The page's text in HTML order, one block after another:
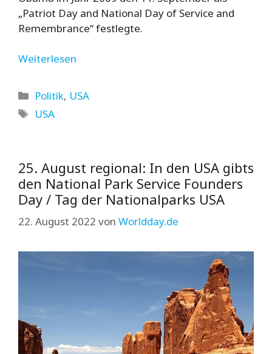
„Patriot Day and National Day of Service and
Remembrance“ festlegte.
Weiterlesen
Kategorien
Politik, USA
Schlagwörter
USA
25. August regional: In den USA gibts
den National Park Service Founders
Day / Tag der Nationalparks USA
22. August 2022 von Worldday.de